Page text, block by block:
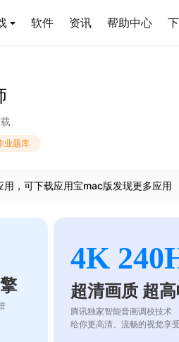
软件 资讯 帮助中心
业题库
，可下载应用宝mac版发现更多应用
4K
超清画质 超
腾讯独家智能音画调校技术
给你更高清、流畅的视觉享受